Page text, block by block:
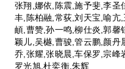
张翔,娜依,陈震,施予斐,李圣
丰,陈柏融,常荻,刘天宝,喻亢
頔,曹赞,孙一鸣,柳仕炎,郭馨
颖儿,吴樾,曹骏,管云鹏,颜丹
乔,张耀,张晓晨,车保罗,宗峰
罗光旭,杜奕衡,朱辉